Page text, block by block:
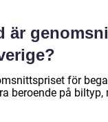
är
för
beroende på